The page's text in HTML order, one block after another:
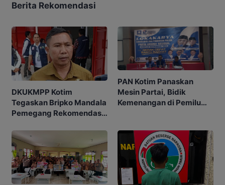
Berita Rekomendasi
DKUKMPP Kotim
Tegaskan Bripko Mandala
Pemegang Rekomendasi
PAN Kotim Panaskan
Mesin Partai, Bidik
Kemenangan di Pemilu